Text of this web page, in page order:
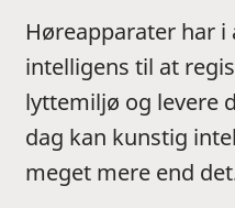
Høreapparater har
intelligens til at
lyttemiljø og levere
dag kan kunstig
meget mere end